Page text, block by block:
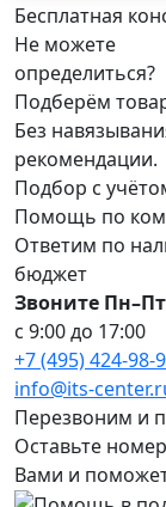
Бесплатная
Не можете
определиться?
Подберём
Без
рекомендации.
Подбор с
Помощь по
Ответим по
бюджет
Звоните Пн–Пт
с 9:00 до 17:00
+7 (495) 424-98-
info@its-
Перезвоним и
Оставьте
Вами и